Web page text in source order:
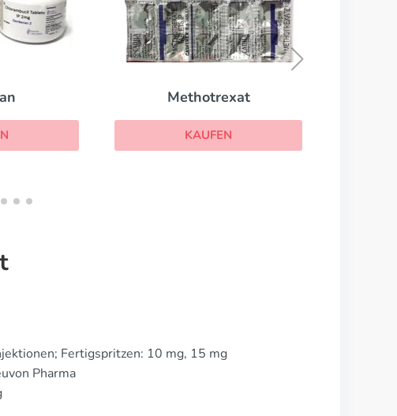
Permethrin
KAUFEN
Fertigspritzen: 10 mg, 15 mg
Pharma